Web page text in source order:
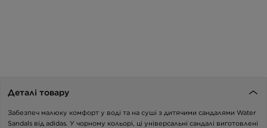
Деталі товару
Забезпеч малюку комфорт у воді та на суші з дитячими сандалями Water
Sandals від adidas. У чорному кольорі, ці універсальні сандалі виготовлені